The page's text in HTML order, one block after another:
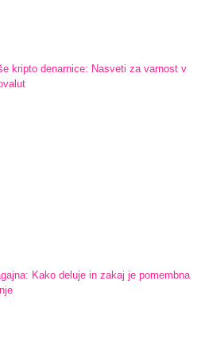
kripto denarnice: Nasveti za varnost v
Kako deluje in zakaj je pomembna